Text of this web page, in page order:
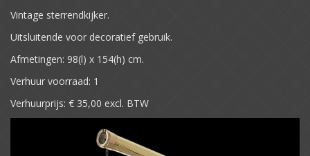
Vintage sterrendkijker.
Uitsluitende voor decoratief gebruik.
Afmetingen: 98(l) x 154(h) cm.
Verhuur voorraad: 1
Verhuurprijs: € 35,00 excl. BTW